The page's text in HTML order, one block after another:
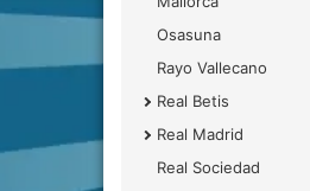
Osasuna
Rayo Vallecano
Real Betis
Real Madrid
Real Sociedad